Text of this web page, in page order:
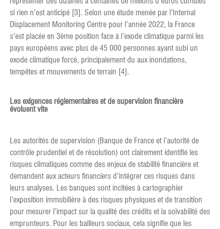
si rien n’est anticipé [3]. Selon une étude menée par l’Internal
Displacement Monitoring Centre pour l’année 2022, la France
s’est placée en 3ème position face à l’exode climatique parmi les
pays européens avec plus de 45 000 personnes ayant subi un
exode climatique forcé, principalement du aux inondations,
tempêtes et mouvements de terrain [4].
Les exigences réglementaires et de supervision financière
évoluent vite
Les autorités de supervision (Banque de France et l’autorité de
contrôle prudentiel et de résolution) ont clairement identifié les
risques climatiques comme des enjeux de stabilité financière et
demandent aux acteurs financiers d’intégrer ces risques dans
leurs analyses. Les banques sont incitées à cartographier
l’exposition immobilière à des risques physiques et de transition
pour mesurer l’impact sur la qualité des crédits et la solvabilité des
emprunteurs. Pour les bailleurs sociaux, cela signifie que les